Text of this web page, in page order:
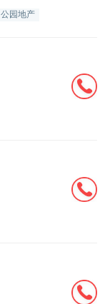
公园地产